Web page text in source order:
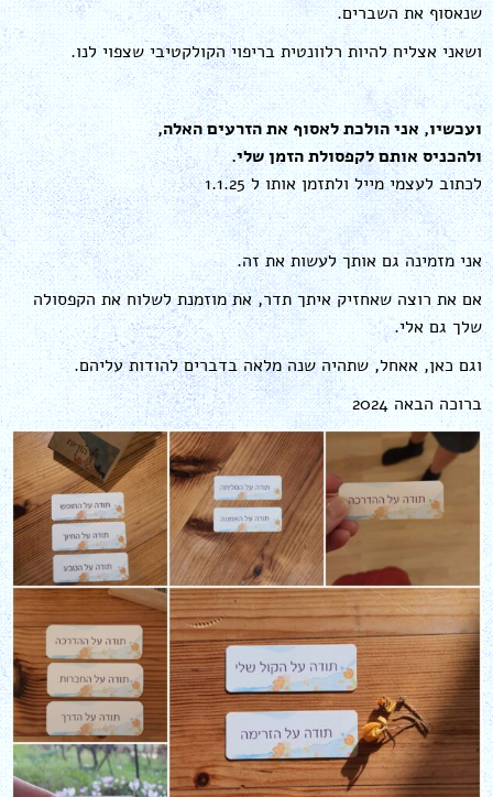
שנאסוף את השברים.
ושאני אצליח להיות רלוונטית בריפוי הקולקטיבי שצפוי לנו.
ועכשיו, אני הולכת לאסוף את הזרעים האלה,
ולהכניס אותם לקפסולת הזמן שלי.
לכתוב לעצמי מייל ולתזמן אותו ל 1.1.25
אני מזמינה גם אותך לעשות את זה.
אם את רוצה שאחזיק איתך תדר, את מוזמנת לשלוח את הקפסולה
שלך גם אלי.
וגם כאן, אאחל, שתהיה שנה מלאה בדברים להודות עליהם.
ברוכה הבאה 2024